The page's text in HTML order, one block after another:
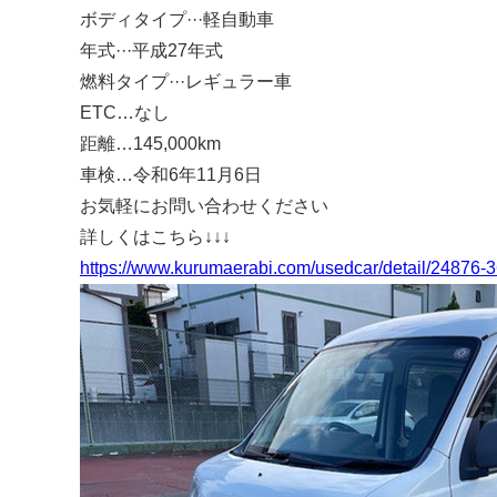
ボディタイプ···軽自動車
年式···平成27年式
燃料タイプ···レギュラー車
ETC…なし
距離…145,000km
車検…令和6年11月6日
お気軽にお問い合わせください
詳しくはこちら↓↓↓
https://www.kurumaerabi.com/usedcar/detail/24876-